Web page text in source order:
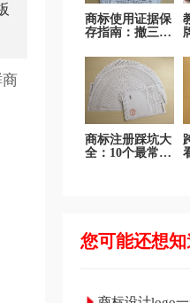
商标使用证据保
存指南：撤三答
商标注册踩坑大
全：10个最常见
您可能还想知